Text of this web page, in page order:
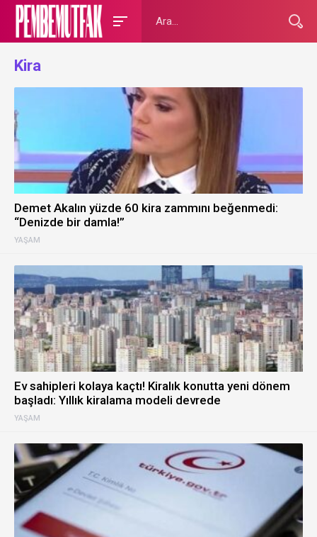
Kira
YAŞAM
Demet Akalın yüzde 60 kira zammını beğenmedi:
“Denizde bir damla!”
YAŞAM
Ev sahipleri kolaya kaçtı! Kiralık konutta yeni dönem
başladı: Yıllık kiralama modeli devrede